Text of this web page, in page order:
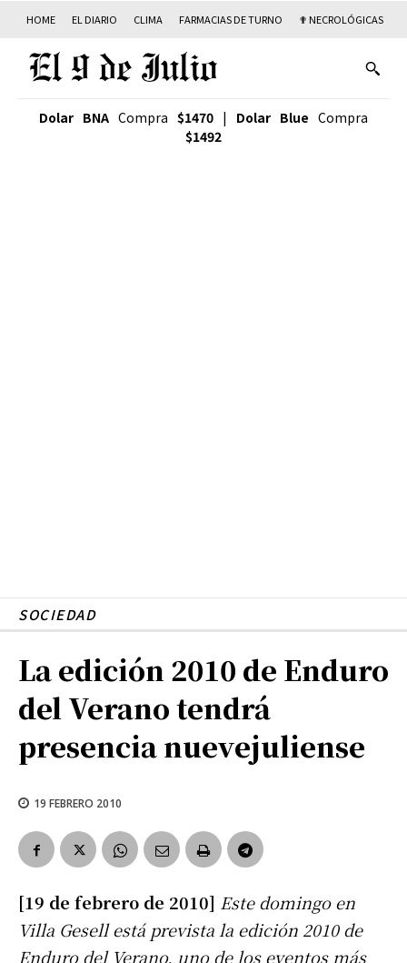
HOME EL DIARIO CLIMA FARMACIAS DE TURNO ✟ NECROLÓGICAS
Dolar BNA Compra $1470 | Dolar Blue Compra
$1492
SOCIEDAD
La edición 2010 de Enduro
del Verano tendrá
presencia nuevejuliense
19 FEBRERO 2010
[19 de febrero de 2010] Este domingo en
Villa Gesell está prevista la edición 2010 de
Enduro del Verano, uno de los eventos más